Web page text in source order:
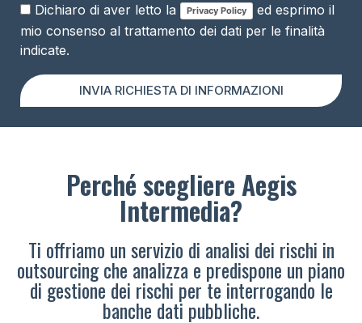
Dichiaro di aver letto la Privacy Policy
ed esprimo il
mio consenso al trattamento dei dati per le finalità
indicate.
INVIA RICHIESTA DI INFORMAZIONI
Perché scegliere Aegis
Intermedia?
Ti offriamo un servizio di analisi dei rischi in
outsourcing che analizza e predispone un piano
di gestione dei rischi per te interrogando le
banche dati pubbliche.